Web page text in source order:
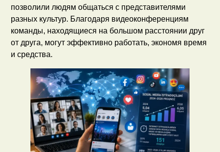
позволили людям общаться с представителями
разных культур. Благодаря видеоконференциям
команды, находящиеся на большом расстоянии друг
от друга, могут эффективно работать, экономя время
и средства.